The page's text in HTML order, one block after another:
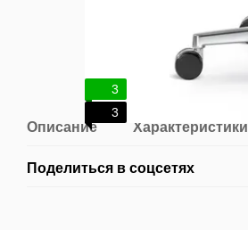
3
3
Описание Характеристики
Поделиться в соцсетях